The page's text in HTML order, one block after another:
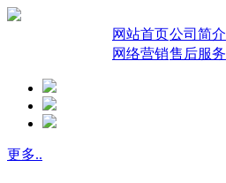
网站首页公司简介
网络营销售后服务
更多..